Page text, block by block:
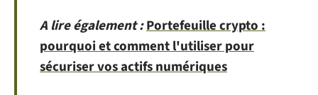
A lire également :Portefeuille crypto :
pourquoi et comment l'utiliser pour
sécuriser vos actifs numériques